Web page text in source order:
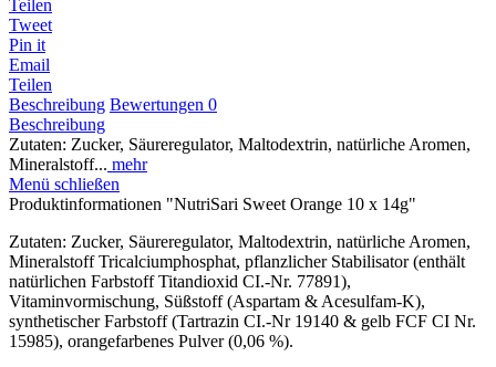
Teilen
Tweet
Pin it
Email
Teilen
Beschreibung Bewertungen 0
Beschreibung
Zutaten: Zucker, Säureregulator, Maltodextrin, natürliche Aromen,
Mineralstoff... mehr
Menü schließen
Produktinformationen "NutriSari Sweet Orange 10 x 14g"
Zutaten: Zucker, Säureregulator, Maltodextrin, natürliche Aromen,
Mineralstoff Tricalciumphosphat, pflanzlicher Stabilisator (enthält
natürlichen Farbstoff Titandioxid CI.-Nr. 77891),
Vitaminvormischung, Süßstoff (Aspartam & Acesulfam-K),
synthetischer Farbstoff (Tartrazin CI.-Nr 19140 & gelb FCF CI Nr.
15985), orangefarbenes Pulver (0,06 %).